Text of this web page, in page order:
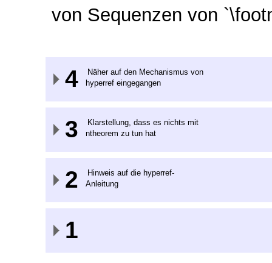
von Sequenzen von
4
Näher auf den Mechanismus von
hyperref eingegangen
3
Klarstellung, dass es nichts mit
ntheorem zu tun hat
2
Hinweis auf die hyperref-
Anleitung
1